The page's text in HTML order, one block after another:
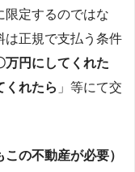
限定するのではな
は正規で支払う条件
万円にしてくれた
くれたら 」等にて交
この不動産が必要）